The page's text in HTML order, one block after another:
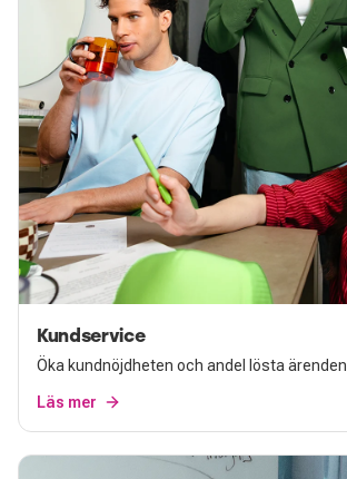
Kundservice
Öka kundnöjdheten och andel lösta ärenden
Läs mer